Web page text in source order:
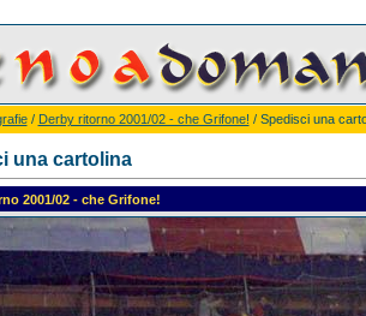
/ Derby ritorno 2001/02 - che Grifone! / Spedisci una
una cartolina
2001/02 - che Grifone!